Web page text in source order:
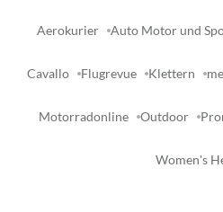
Aerokurier Auto Motor und
Cavallo Flugrevue Klettern
Motorradonline Outdoor
Women's